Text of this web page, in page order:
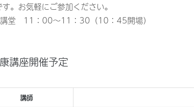
。お気軽にご参加ください。
講堂 11：00〜11：30（10：45開場）
講座開催予定
講師